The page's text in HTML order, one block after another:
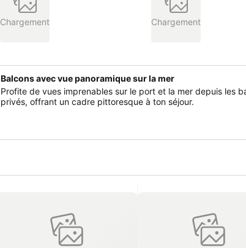
Chargement Chargement
Balcons avec vue panoramique sur la mer
Profite de vues imprenables sur le port et la mer depuis les
privés, offrant un cadre pittoresque à ton séjour.